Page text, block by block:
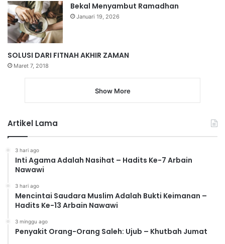
Bekal Menyambut Ramadhan
Januari 19, 2026
SOLUSI DARI FITNAH AKHIR ZAMAN
Maret 7, 2018
Show More
Artikel Lama
3 hari ago
Inti Agama Adalah Nasihat – Hadits Ke-7 Arbain
Nawawi
3 hari ago
Mencintai Saudara Muslim Adalah Bukti Keimanan –
Hadits Ke-13 Arbain Nawawi
3 minggu ago
Penyakit Orang-Orang Saleh: Ujub – Khutbah Jumat